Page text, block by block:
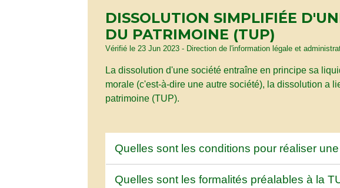
DISSOLUTION SIMPLIFIÉE
DU PATRIMOINE (TUP)
Vérifié le 23 Jun 2023 - Direction de l'information légale et
La dissolution d'une société entraîne en principe sa
morale (c'est-à-dire une autre société), la dissolution a
patrimoine (TUP).
Quelles sont les conditions pour réaliser
Quelles sont les formalités préalables à la